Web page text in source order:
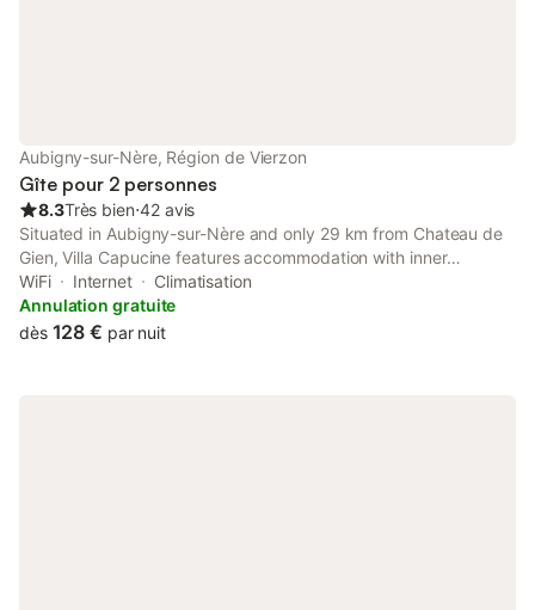
Aubigny-sur-Nère, Région de Vierzon
Gîte pour 2 personnes
8.3Très bien⋅42 avis
Situated in Aubigny-sur-Nère and only 29 km from Chateau de
Gien, Villa Capucine features accommodation with inner
courtyard views, free WiFi and free private parking. Located 35
km from Chateau de Sully-sur-Loire, the property provides a
garden.
WiFi Internet
Climatisation
Annulation gratuite
dès 128 € par nuit